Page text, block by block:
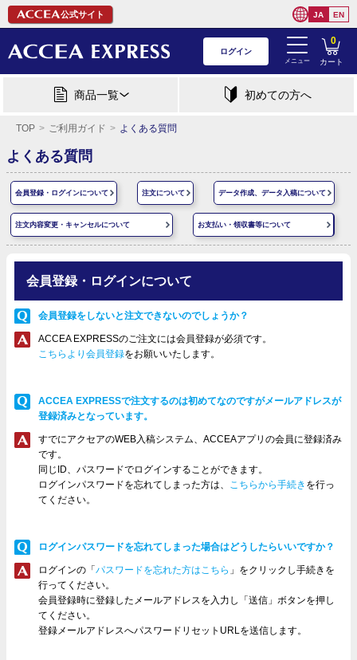
ログイン
メニュー カート
0
商品一覧 初めての方へ
TOP ご利用ガイド よくある質問
よくある質問
会員登録・ログインについて 注文について データ作成、データ入稿について
注文内容変更・キャンセルについて お支払い・領収書等について
会員登録・ログインについて
会員登録をしないと注文できないのでしょうか？
ACCEA EXPRESSのご注文には会員登録が必須です。
こちらより会員登録をお願いいたします。
ACCEA EXPRESSで注文するのは初めてなのですがメールアドレスが
登録済みとなっています。
すでにアクセアのWEB入稿システム、ACCEAアプリの会員に登録済み
です。
同じID、パスワードでログインすることができます。
ログインパスワードを忘れてしまった方は、 こちらから手続き を行っ
てください。
ログインパスワードを忘れてしまった場合はどうしたらいいですか？
ログインの「 パスワードを忘れた方はこちら 」をクリックし手続きを
行ってください。
会員登録時に登録したメールアドレスを入力し「送信」ボタンを押し
てください。
登録メールアドレスへパスワードリセットURLを送信します。
公式サイト JA EN